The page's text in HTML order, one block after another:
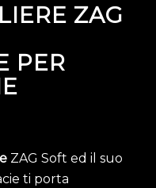
ZAG
PER
ZAG Soft ed il suo
ti porta